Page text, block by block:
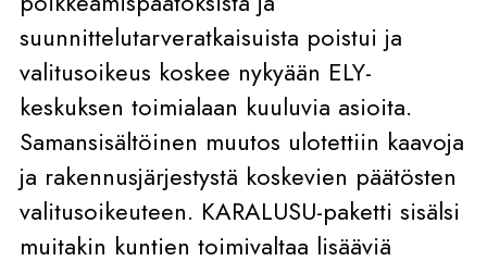
suunnittelutarveratkaisuista poistui ja
valitusoikeus koskee nykyään ELY-
keskuksen toimialaan kuuluvia asioita.
Samansisältöinen muutos ulotettiin kaavoja
ja rakennusjärjestystä koskevien päätösten
valitusoikeuteen. KARALUSU-paketti sisälsi
muitakin kuntien toimivaltaa lisääviä